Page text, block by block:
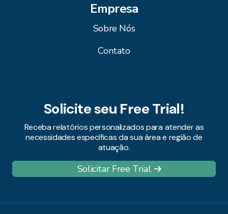
Empresa
Sobre Nós
Contato
Solicite seu Free Trial!
Receba relatórios personalizados para atender as
necessidades específicas da sua área e região de
atuação.
Solicitar Free Trial